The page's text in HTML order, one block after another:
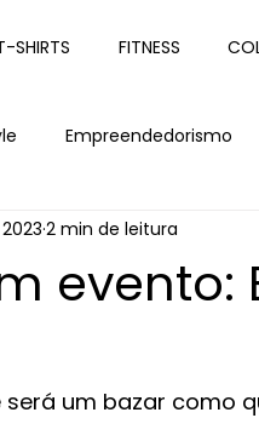
SHIRTS FITNESS
Empreendedorismo
evento:
2 min de leitura
um bazar como